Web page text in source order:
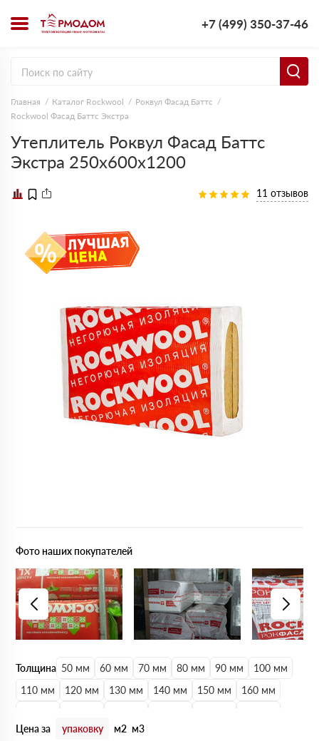
+7 (499) 350-37-46
Главная Каталог Rockwool
Роквул Фасад Баттс
Rockwool Фасад Баттс Экстра
Утеплитель Роквул Фасад Баттс
Экстра 250х600х1200
11 отзывов
Толщина 50 мм 60 мм 70 мм 80 мм 90 мм
100 мм
110 мм
120 мм 130 мм 140 мм 150 мм
160 мм
230 мм
240 мм 250 мм
Цена за упаковку м2 м3
Фото наших покупателей